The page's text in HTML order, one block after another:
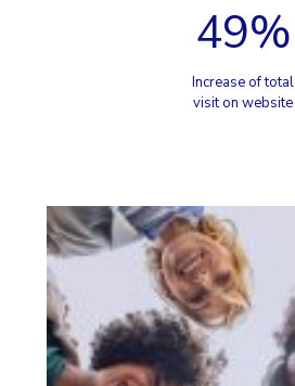
49%
Increase of total
visit on website